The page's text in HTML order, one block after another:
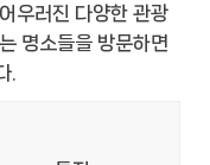
우러진 다양한 관광
명소들을 방문하면
.